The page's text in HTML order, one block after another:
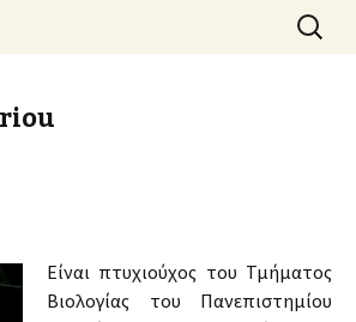
from Athens, Greece
Search
for:
Είναι πτυχιούχος του Τμήματος
Βιολογίας του Πανεπιστημίου